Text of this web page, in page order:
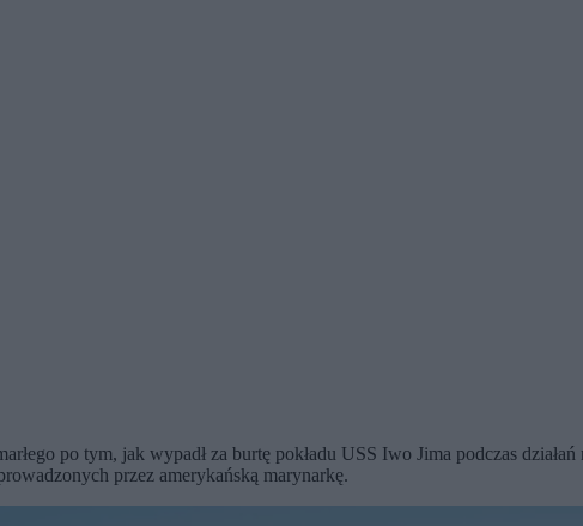
po tym, jak wypadł za burtę pokładu USS Iwo Jima podczas
przez amerykańską marynarkę.